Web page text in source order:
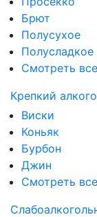
Брют
Полусухое
Полусладкое
Смотреть все
Крепкий
Виски
Коньяк
Бурбон
Джин
Смотреть все